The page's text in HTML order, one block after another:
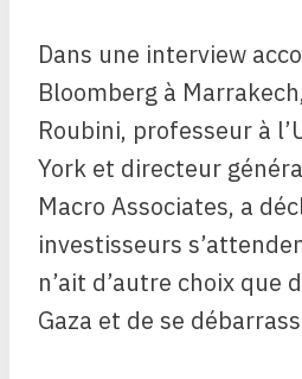
Dans une interview
Bloomberg à
Roubini, professeur à
York et directeur
Macro Associates, a
investisseurs
n’ait d’autre choix que
Gaza et de se